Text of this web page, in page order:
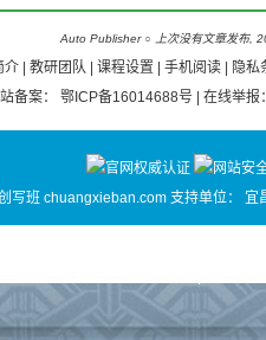
Auto Publisher ○ 上次没有文章发布,
介 教研团队 课程设置 | 手机阅读 隐私
站备案： 鄂ICP备16014688号 | 在线举报
写班 chuangxieban.com 支持单位： 宜